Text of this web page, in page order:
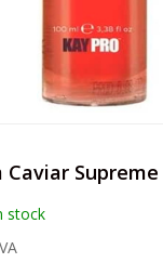
Caviar
stock